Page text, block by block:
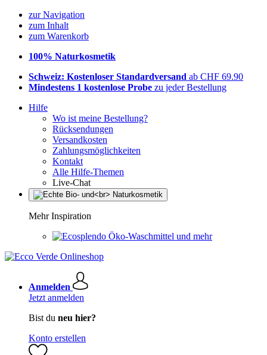
zur Navigation
zum Inhalt
zum Warenkorb
100% Naturkosmetik
Schweiz: Kostenloser Standardversand ab CHF 69.90
Mindestens 1 kostenlose Probe zu jeder Bestellung
Hilfe
Wo ist meine Bestellung?
Rücksendungen
Versandkosten
Zahlungsmöglichkeiten
Kontakt
Alle Hilfe-Themen
Live-Chat
Mehr Inspiration
Öko-Waschmittel und mehr
Anmelden
Jetzt anmelden
Bist du neu hier?
Konto erstellen